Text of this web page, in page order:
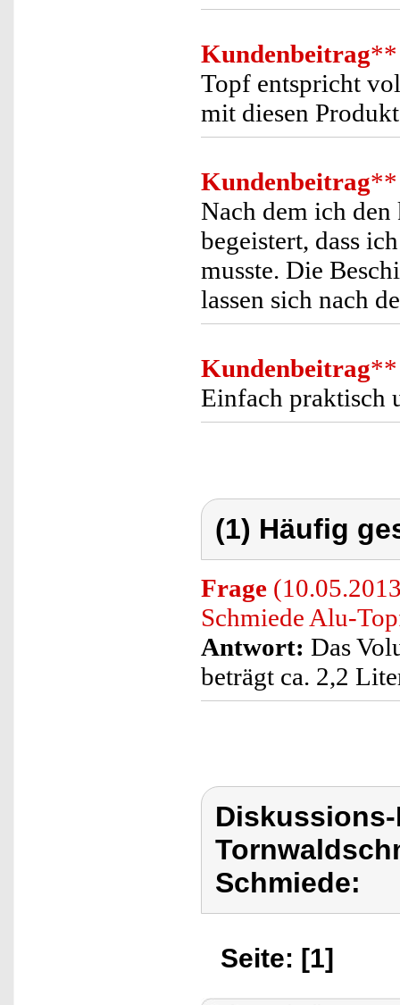
Kundenbeitrag**
Topf entspricht
mit diesen
Kundenbeitrag**
Nach dem ich
begeistert, dass
musste. Die
lassen sich nach
Kundenbeitrag**
Einfach praktisch
(1) Häufig
Frage
Schmiede Alu-
Antwort: Das
beträgt ca. 2,2
Schmiede:
Seite: [1]